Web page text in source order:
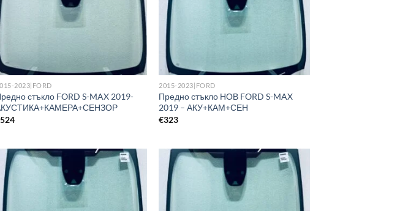
2023|FORD
стъкло FORD S-MAX 2019-
524
2015-2023|FORD
Предно стъкло НОВ FORD S-MAX
2019 – АКУ+КАМ+СЕН
€323